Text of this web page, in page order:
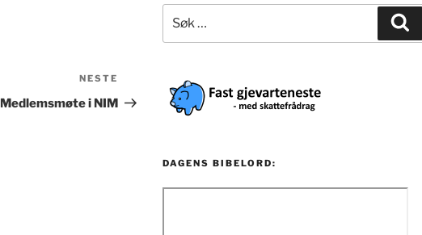
innlegg
NESTE
Medlemsmøte i NIM
etter:
DAGENS BIBELORD: